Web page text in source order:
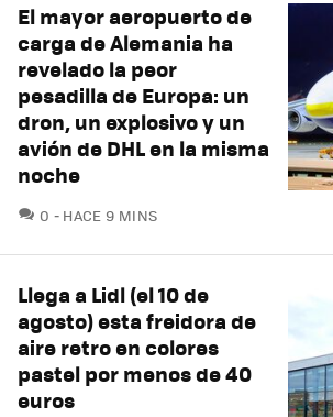
El mayor aeropuerto de
carga de Alemania ha
revelado la peor
pesadilla de Europa: un
dron, un explosivo y un
avión de DHL en la misma
noche
0 COMENTARIOS
HACE 9 MINS
Llega a Lidl (el 10 de
agosto) esta freidora de
aire retro en colores
pastel por menos de 40
euros